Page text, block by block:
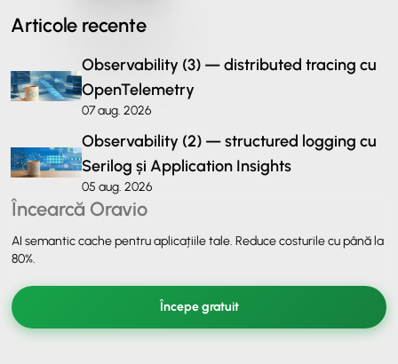
Articole recente
Observability (3) — distributed tracing cu
OpenTelemetry
07 aug. 2026
Observability (2) — structured logging cu
Serilog și Application Insights
05 aug. 2026
Încearcă Oravio
AI semantic cache pentru aplicațiile tale. Reduce costurile cu până la
80%.
Începe gratuit